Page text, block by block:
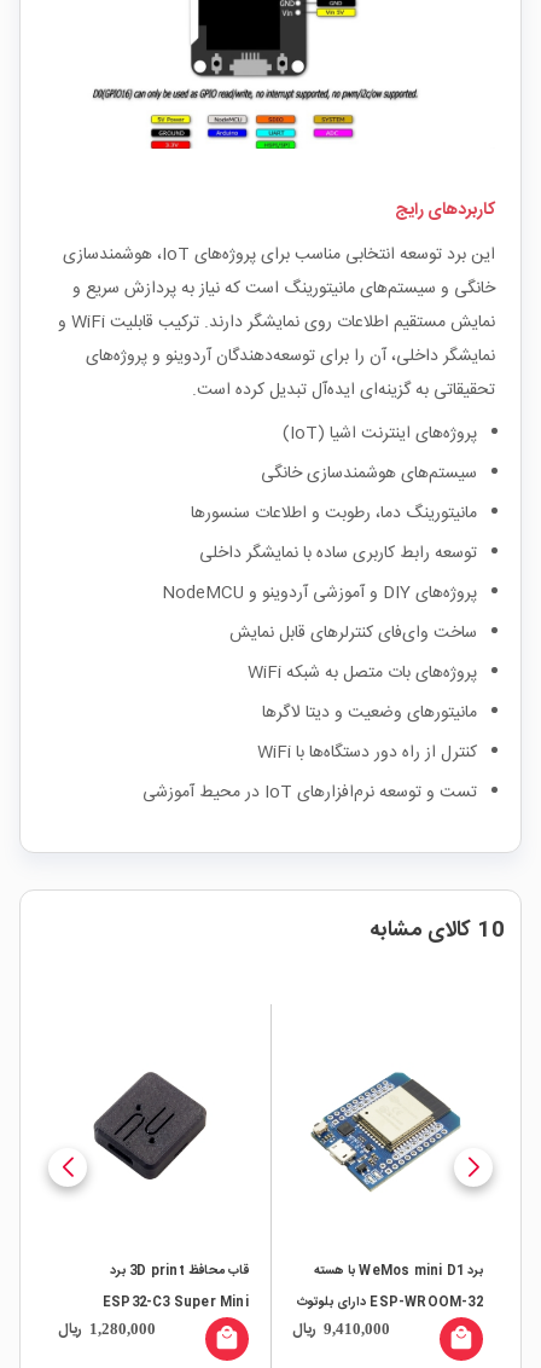
کاربردهای رایج
این برد توسعه انتخابی مناسب برای پروژه‌های IoT، هوشمندسازی
خانگی و سیستم‌های مانیتورینگ است که نیاز به پردازش سریع و
نمایش مستقیم اطلاعات روی نمایشگر دارند. ترکیب قابلیت WiFi و
نمایشگر داخلی، آن را برای توسعه‌دهندگان آردوینو و پروژه‌های
تحقیقاتی به گزینه‌ای ایده‌آل تبدیل کرده است.
پروژه‌های اینترنت اشیا (IoT)
سیستم‌های هوشمندسازی خانگی
مانیتورینگ دما، رطوبت و اطلاعات سنسورها
توسعه رابط کاربری ساده با نمایشگر داخلی
پروژه‌های DIY و آموزشی آردوینو و NodeMCU
ساخت وای‌فای کنترلرهای قابل نمایش
پروژه‌های بات متصل به شبکه WiFi
مانیتورهای وضعیت و دیتا لاگرها
کنترل از راه دور دستگاه‌ها با WiFi
تست و توسعه نرم‌افزارهای IoT در محیط آموزشی
10 کالای مشابه
برد WeMos mini D1 با هسته
ESP-WROOM-32 دارای بلوتوث
و وایفای داخلی
9,410,000 ریال local_mall
قاب محافظ 3D print برد
ESP32-C3 Super Mini
1,280,000 ریال local_mall